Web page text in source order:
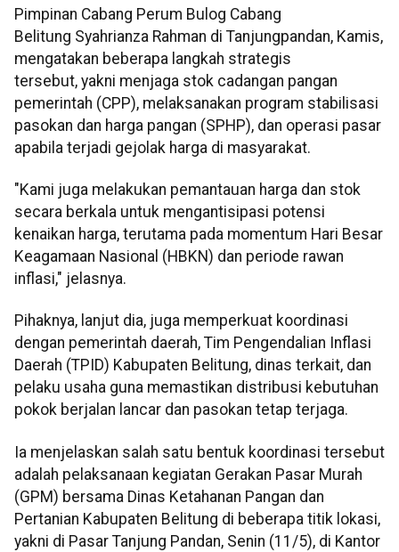
Pimpinan Cabang Perum Bulog Cabang
Belitung Syahrianza Rahman di Tanjungpandan, Kamis,
mengatakan beberapa langkah strategis
tersebut, yakni menjaga stok cadangan pangan
pemerintah (CPP), melaksanakan program stabilisasi
pasokan dan harga pangan (SPHP), dan operasi pasar
apabila terjadi gejolak harga di masyarakat.
"Kami juga melakukan pemantauan harga dan stok
secara berkala untuk mengantisipasi potensi
kenaikan harga, terutama pada momentum Hari Besar
Keagamaan Nasional (HBKN) dan periode rawan
inflasi," jelasnya.
Pihaknya, lanjut dia, juga memperkuat koordinasi
dengan pemerintah daerah, Tim Pengendalian Inflasi
Daerah (TPID) Kabupaten Belitung, dinas terkait, dan
pelaku usaha guna memastikan distribusi kebutuhan
pokok berjalan lancar dan pasokan tetap terjaga.
Ia menjelaskan salah satu bentuk koordinasi tersebut
adalah pelaksanaan kegiatan Gerakan Pasar Murah
(GPM) bersama Dinas Ketahanan Pangan dan
Pertanian Kabupaten Belitung di beberapa titik lokasi,
yakni di Pasar Tanjung Pandan, Senin (11/5), di Kantor